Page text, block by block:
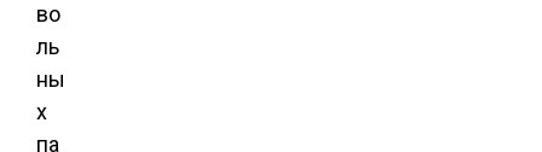
во
ль
ны
х
па